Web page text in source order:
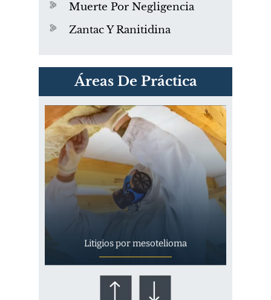
Muerte Por Negligencia
Zantac Y Ranitidina
Áreas De Práctica
PVC Cloruro de polivinilo
Exposición
Litigios por mesotelioma